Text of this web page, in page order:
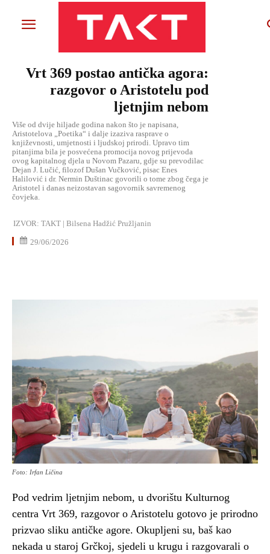
Vrt 369 postao antička agora:
razgovor o Aristotelu pod
ljetnjim nebom
Više od dvije hiljade godina nakon što je napisana,
Aristotelova „Poetika“ i dalje izaziva rasprave o
književnosti, umjetnosti i ljudskoj prirodi. Upravo tim
pitanjima bila je posvećena promocija novog prijevoda
ovog kapitalnog djela u Novom Pazaru, gdje su prevodilac
Dejan J. Lučić, filozof Dušan Vučković, pisac Enes
Halilović i dr. Nermin Duštinac govorili o tome zbog čega je
Aristotel i danas neizostavan sagovornik savremenog
čovjeka.
IZVOR: TAKT | Bilsena Hadžić Pružljanin
29/06/2026
Foto: Irfan Ličina
Pod vedrim ljetnjim nebom, u dvorištu Kulturnog
centra Vrt 369, razgovor o Aristotelu gotovo je prirodno
prizvao sliku antičke agore. Okupljeni su, baš kao
nekada u staroj Grčkoj, sjedeli u krugu i razgovarali o